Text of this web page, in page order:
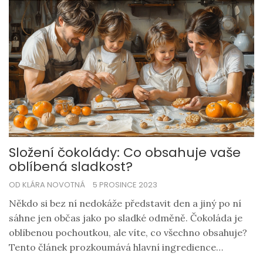
Složení čokolády: Co obsahuje vaše
oblíbená sladkost?
OD KLÁRA NOVOTNÁ 5 PROSINCE 2023
Někdo si bez ní nedokáže představit den a jiný po ní
sáhne jen občas jako po sladké odměně. Čokoláda je
oblíbenou pochoutkou, ale víte, co všechno obsahuje?
Tento článek prozkoumává hlavní ingredience